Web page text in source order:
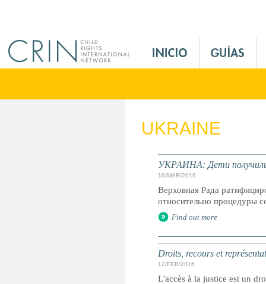
M
n
UKRAINE
УКРАИНА: Дети
16/MAR/2016
Верховная Рада
относительно процедуры
Find out more
Droits, recours et
12/FEB/2016
L'accès à la justice est un